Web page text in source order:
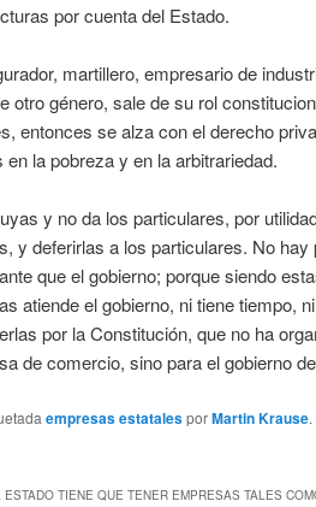
por cuenta del Estado.
martillero, empresario de
otro género, sale de su rol
entonces se alza con el derecho
la pobreza y en la arbitrariedad.
y no da los particulares, por
y deferirlas a los particulares. No hay
que el gobierno; porque siendo
atiende el gobierno, ni tiene tiempo, ni
por la Constitución, que no ha
de comercio, sino para el gobierno
empresas estatalesporMartin Krause.
TIENE QUE TENER EMPRESAS TALES